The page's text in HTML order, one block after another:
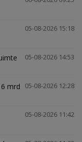
05-08-2026 15:18
05-08-2026 14:53
05-08-2026 12:28
mrd
05-08-2026 11:42